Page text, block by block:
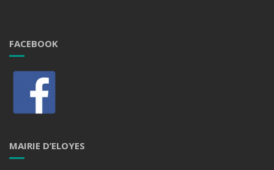
FACEBOOK
MAIRIE D’ELOYES